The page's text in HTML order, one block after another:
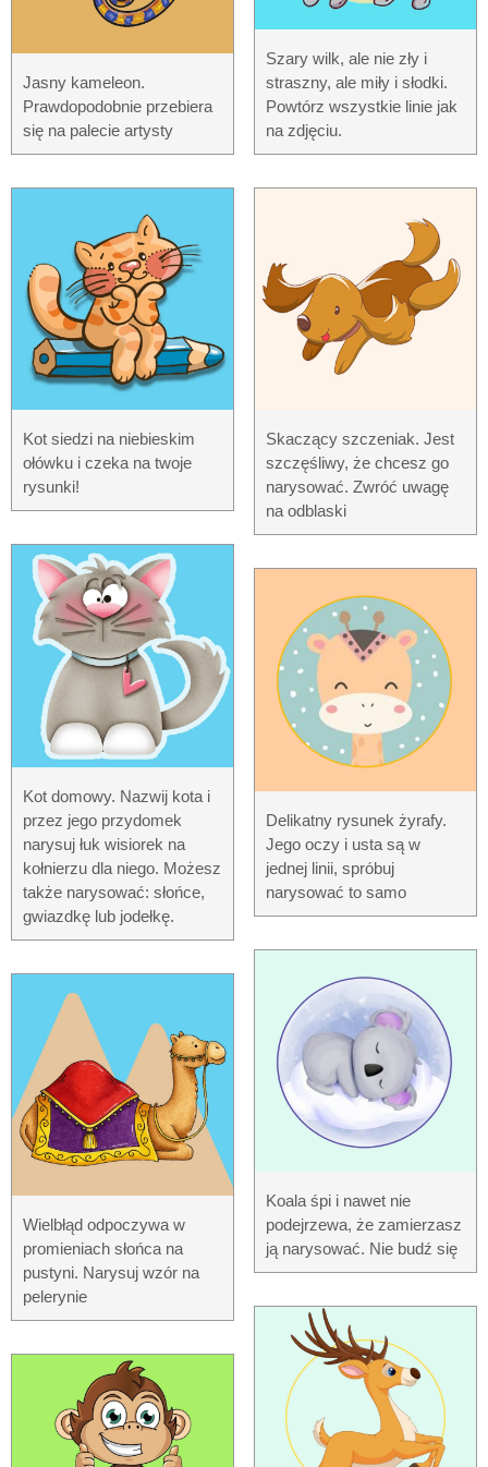
Jasny kameleon.
Prawdopodobnie przebiera
się na palecie artysty
Kot siedzi na niebieskim
ołówku i czeka na twoje
rysunki!
Kot domowy. Nazwij kota i
przez jego przydomek
narysuj łuk wisiorek na
kołnierzu dla niego. Możesz
także narysować: słońce,
gwiazdkę lub jodełkę.
Wielbłąd odpoczywa w
promieniach słońca na
pustyni. Narysuj wzór na
pelerynie
Szary wilk, ale nie zły i
straszny, ale miły i słodki.
Powtórz wszystkie linie jak
na zdjęciu.
Skaczący szczeniak. Jest
szczęśliwy, że chcesz go
narysować. Zwróć uwagę
na odblaski
Delikatny rysunek żyrafy.
Jego oczy i usta są w
jednej linii, spróbuj
narysować to samo
Koala śpi i nawet nie
podejrzewa, że ​​zamierzasz
ją narysować. Nie budź się